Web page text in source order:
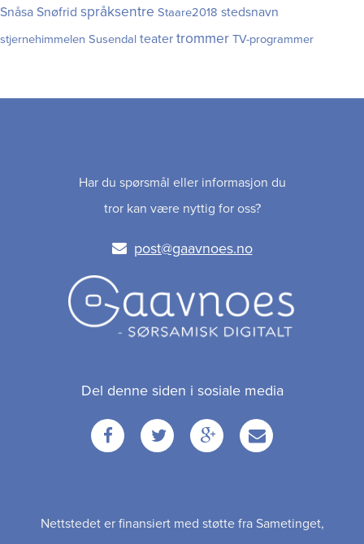
Snåsa Snøfrid språksentre Staare2018 stedsnavn
stjernehimmelen Susendal teater trommer TV-programmer
Har du spørsmål eller informasjon du
tror kan være nyttig for oss?
post@gaavnoes.no
Del denne siden i sosiale media
Nettstedet er finansiert med støtte fra Sametinget,